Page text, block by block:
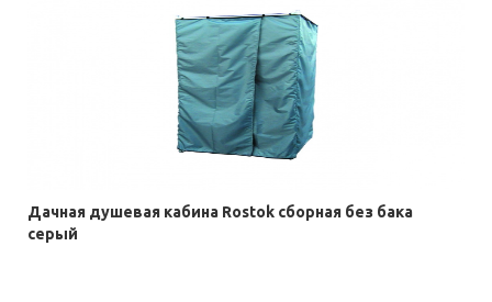
Дачная душевая кабина Rostok сборная без бака
серый